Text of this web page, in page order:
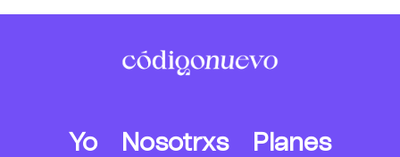
Yo Nosotrxs
Planes